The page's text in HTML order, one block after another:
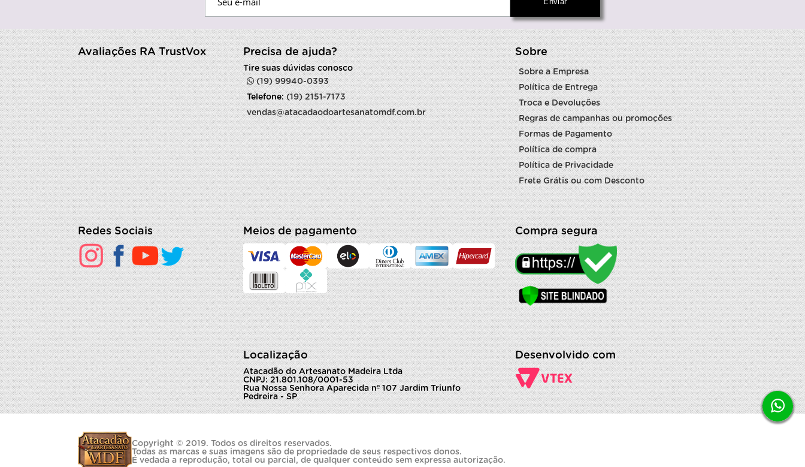
Avaliações RA TrustVox Precisa de ajuda?
Tire suas dúvidas conosco
(19) 99940-0393
Telefone:(19) 2151-7173
vendas@atacadaodoartesanatomdf.com.br
Sobre
Sobre a Empresa
Política de Entrega
Troca e Devoluções
Regras de campanhas ou promoções
Formas de Pagamento
Política de compra
Política de Privacidade
Frete Grátis ou com Desconto
Redes Sociais Meios de pagamento Compra segura
Localização
Atacadão do Artesanato Madeira Ltda
CNPJ: 21.801.108/0001-53
Rua Nossa Senhora Aparecida nº 107 Jardim Triunfo
Pedreira - SP
Desenvolvido com
Copyright © 2019. Todos os direitos reservados.
Todas as marcas e suas imagens são de propriedade de seus respectivos donos.
É vedada a reprodução, total ou parcial, de qualquer conteúdo sem expressa autorização.